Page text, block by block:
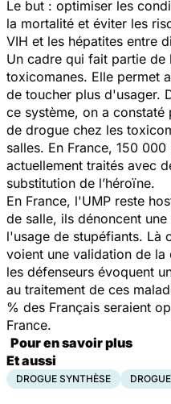
Le but : optimiser les
la mortalité et éviter les
VIH et les hépatites entre
Un cadre qui fait partie de
toxicomanes. Elle permet
de toucher plus d'usager.
ce système, on a constaté
de drogue chez les
salles. En France, 150
actuellement traités avec
substitution de l’héroïne.
En France, l'UMP reste
de salle, ils dénoncent
l'usage de stupéfiants. Là
voient une validation de
les défenseurs évoquent
au traitement de ces
% des Français seraient
France.
Pour en savoir plus
Et aussi
DROGUE SYNTHÈSE